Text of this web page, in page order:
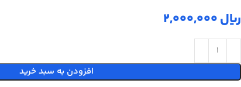
ریال
افزودن به سبد خرید